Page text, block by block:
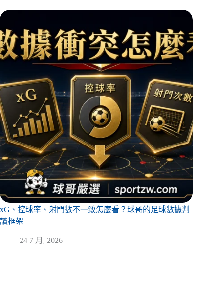
xG、控球率、射門數不一致怎麼看？球哥的足球數據判
讀框架
24 7 月, 2026